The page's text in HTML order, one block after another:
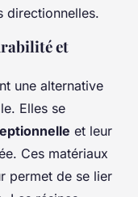
directionnelles.
et
une alternative
Elles se
et leur
Ces matériaux
permet de se lier